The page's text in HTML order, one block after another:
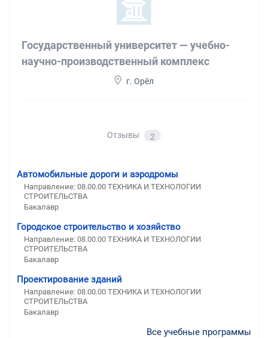
Государственный университет — учебно-
научно-производственный комплекс
г. Орёл
Отзывы 2
Автомобильные дороги и аэродромы
Направление: 08.00.00 ТЕХНИКА И ТЕХНОЛОГИИ
СТРОИТЕЛЬСТВА
Бакалавр
Городское строительство и хозяйство
Направление: 08.00.00 ТЕХНИКА И ТЕХНОЛОГИИ
СТРОИТЕЛЬСТВА
Бакалавр
Проектирование зданий
Направление: 08.00.00 ТЕХНИКА И ТЕХНОЛОГИИ
СТРОИТЕЛЬСТВА
Бакалавр
Все учебные программы